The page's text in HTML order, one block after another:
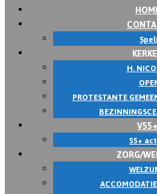
H.
PROTESTANTE
V55+
55+
ZORG/